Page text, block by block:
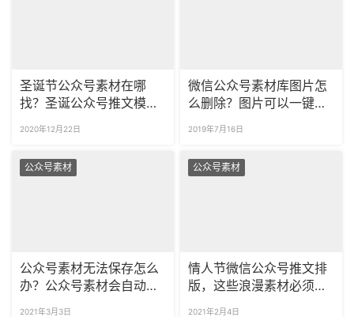
圣诞节公众号素材在哪
找？圣诞公众号推文模板
2020年12月22日
微信公众号素材库图片怎
么删除？图片可以一键批
2019年7月16日
公众号素材
公众号素材无法保存怎么
办？公众号素材会自动保
2021年3月3日
公众号素材
情人节微信公众号推文排
版，这些浪漫素材必须要
2021年2月4日